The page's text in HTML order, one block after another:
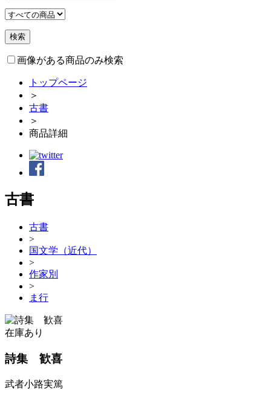
画像がある商品のみ検索
トップページ
＞
古書
＞
商品詳細
古書
古書
>
国文学（近代）
>
作家別
>
ま行
在庫あり
詩集 歓喜
武者小路実篤